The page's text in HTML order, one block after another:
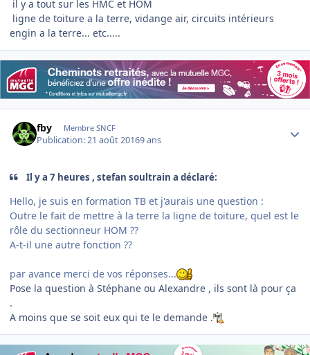
il y a tout sur les HMC et HOM
ligne de toiture a la terre, vidange air, circuits intérieurs
engin a la terre... etc.....
fby Membre SNCF
Publication:21 août 20169 ans
Il y a 7 heures , stefan soultrain a déclaré:
Hello, je suis en formation TB et j'aurais une question :
Outre le fait de mettre à la terre la ligne de toiture, quel est le
rôle du sectionneur HOM ??
A-t-il une autre fonction ??
par avance merci de vos réponses...
Pose la question à Stéphane ou Alexandre , ils sont là pour ça
.
A moins que se soit eux qui te le demande .